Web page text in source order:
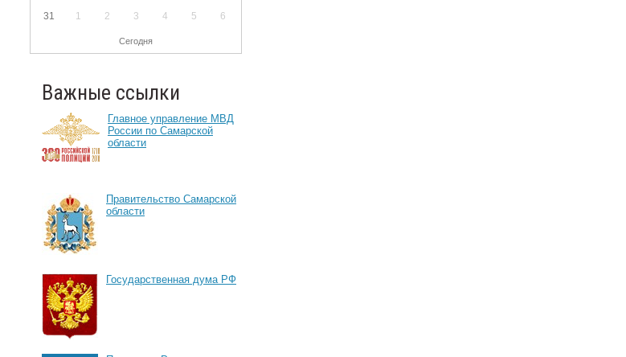
31 1 2 3 4 5 6
Сегодня
Важные ссылки
Главное управление МВД
России по Самарской
области
Правительство Самарской
области
Государственная дума РФ